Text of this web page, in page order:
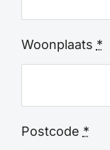
Woonplaats *
Postcode *